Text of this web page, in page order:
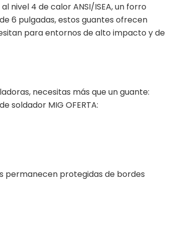
nivel 4 de calor ANSI/ISEA, un forro
6 pulgadas, estos guantes ofrecen
para entornos de alto impacto y de
necesitas más que un guante:
soldador MIG OFERTA:
permanecen protegidas de bordes